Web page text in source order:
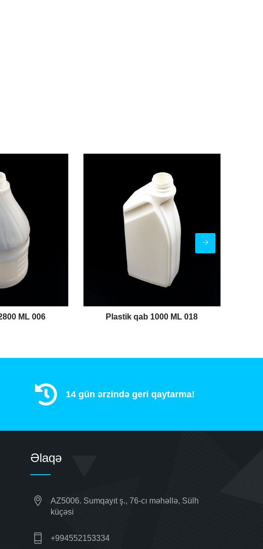
ML 006 Plastik qab 1000 ML 018
14 gün ərzində geri qaytarma!
Əlaqə
AZ5006. Sumqayıt ş., 76-cı məhəllə, Sülh
küçəsi
+994552153334